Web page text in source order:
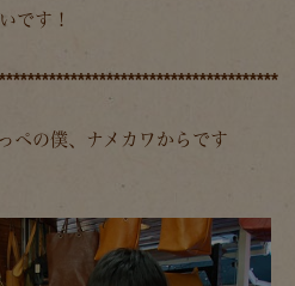
です！
ぺの僕、ナメカワからです